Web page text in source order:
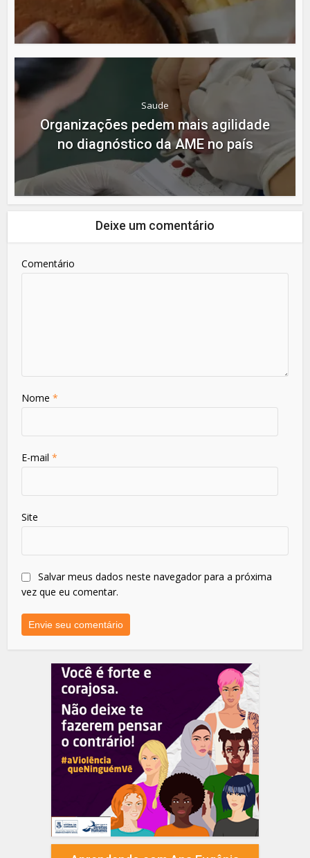
Saude
Organizações pedem mais agilidade
no diagnóstico da AME no país
Deixe um comentário
Comentário
Nome*
E-mail*
Site
Salvar meus dados neste navegador para a próxima
vez que eu comentar.